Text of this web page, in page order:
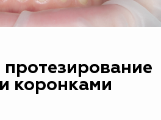
протезирование
коронками